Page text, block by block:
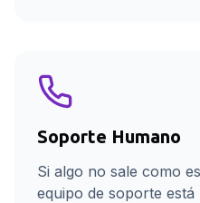
Soporte Humano
Si algo no sale como
equipo de soporte está